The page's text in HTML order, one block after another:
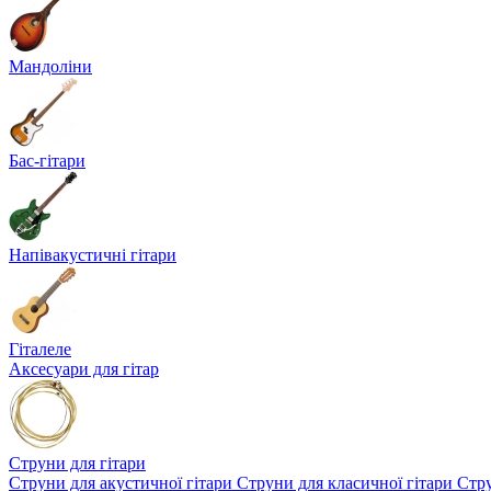
Мандоліни
Бас-гітари
Напівакустичні гітари
Гіталеле
Аксесуари для гітар
Струни для гітари
Струни для акустичної гітари Струни для класичної гітари